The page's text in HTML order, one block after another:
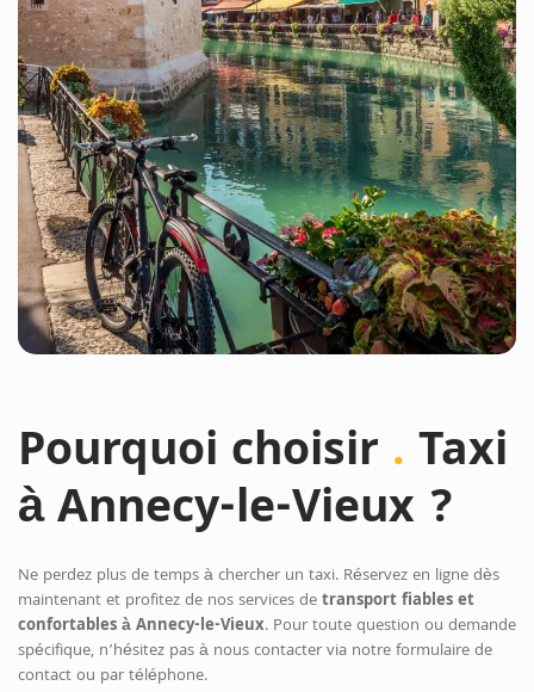
Pourquoi choisir . Taxi
à Annecy-le-Vieux ?
Ne perdez plus de temps à chercher un taxi. Réservez en ligne dès
maintenant et profitez de nos services detransport fiables et
confortables à Annecy-le-Vieux. Pour toute question ou demande
spécifique, n’hésitez pas à nous contacter via notre formulaire de
contact ou par téléphone.